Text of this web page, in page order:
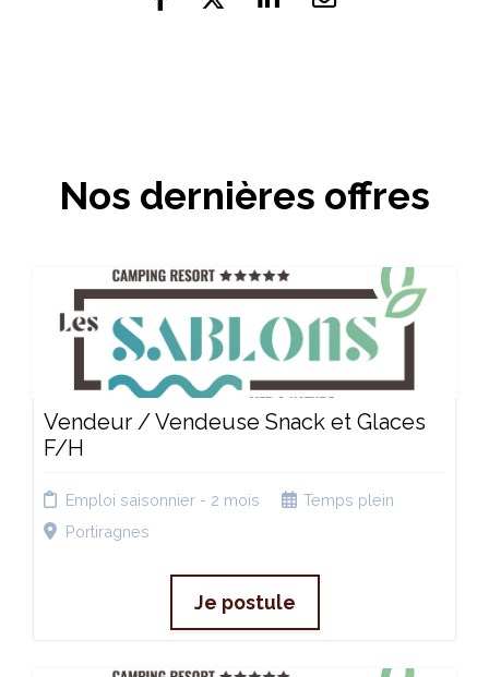
Nos dernières offres
Vendeur / Vendeuse Snack et Glaces
F/H
Emploi saisonnier - 2 mois
Temps plein
Portiragnes
Je postule